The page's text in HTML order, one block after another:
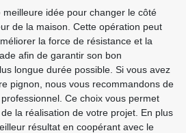
idée pour changer le côté
de la maison. Cette opération peut
la force de résistance et la
afin de garantir son bon
longue durée possible. Si vous avez
pignon, nous vous recommandons de
Ce choix vous permet
la réalisation de votre projet. En plus
résultat en coopérant avec le